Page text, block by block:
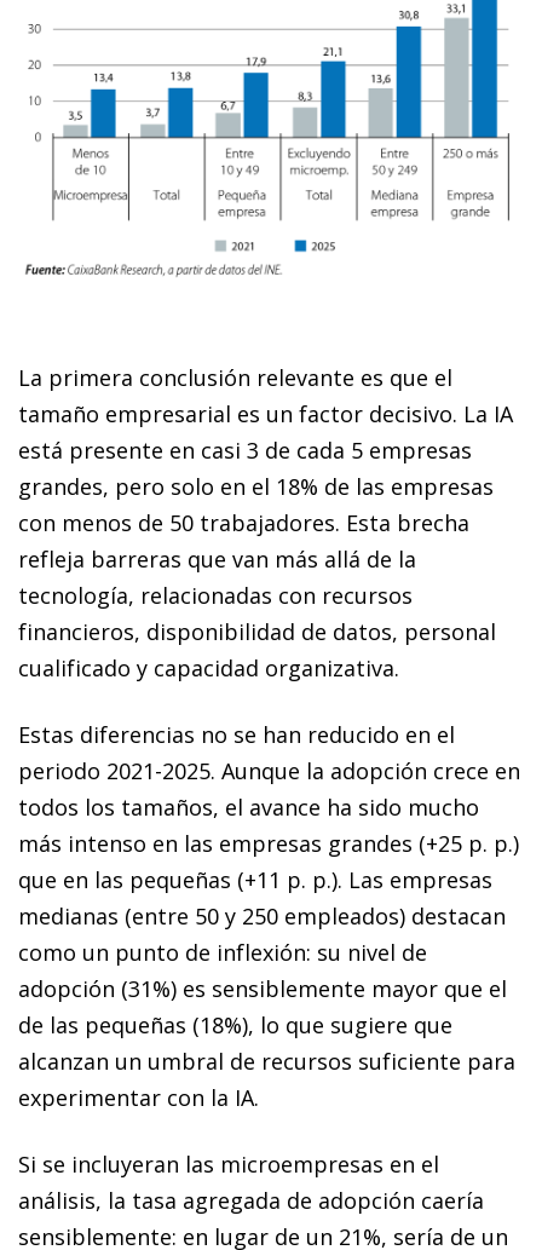
La primera conclusión relevante es que el
tamaño empresarial es un factor decisivo. La IA
está presente en casi 3 de cada 5 empresas
grandes, pero solo en el 18% de las empresas
con menos de 50 trabajadores. Esta brecha
refleja barreras que van más allá de la
tecnología, relacionadas con recursos
financieros, disponibilidad de datos, personal
cualificado y capacidad organizativa.
Estas diferencias no se han reducido en el
periodo 2021-2025. Aunque la adopción crece en
todos los tamaños, el avance ha sido mucho
más intenso en las empresas grandes (+25 p. p.)
que en las pequeñas (+11 p. p.). Las empresas
medianas (entre 50 y 250 empleados) destacan
como un punto de inflexión: su nivel de
adopción (31%) es sensiblemente mayor que el
de las pequeñas (18%), lo que sugiere que
alcanzan un umbral de recursos suficiente para
experimentar con la IA.
Si se incluyeran las microempresas en el
análisis, la tasa agregada de adopción caería
sensiblemente: en lugar de un 21%, sería de un